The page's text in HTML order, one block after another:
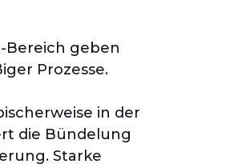
Bereich geben
Prozesse.
in der
die Bündelung
Starke